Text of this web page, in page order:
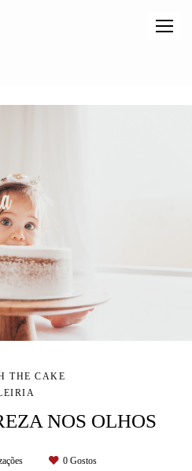
THE CAKE
NOS OLHOS
0Gostos